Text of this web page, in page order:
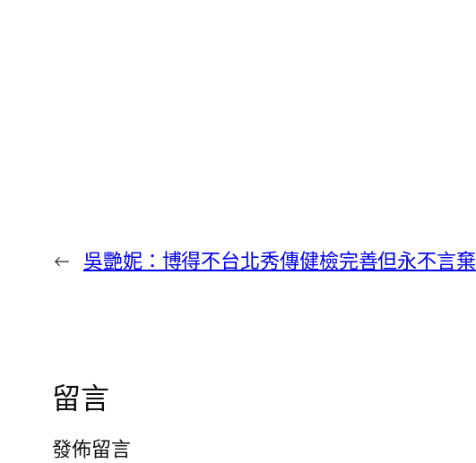
← 吳艷妮：博得不台北秀傳健檢完善但永不言棄
留言
發佈留言